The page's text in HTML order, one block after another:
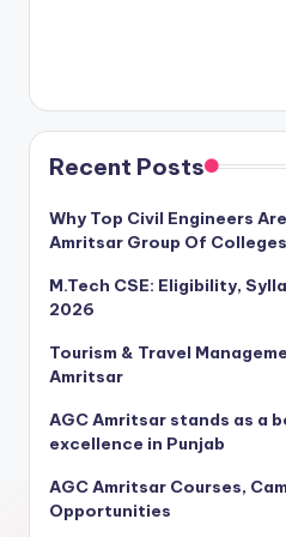
Recent Posts
Why Top Civil Engineers
Amritsar Group Of Colleges
M.Tech CSE: Eligibility,
2026
Tourism & Travel
Amritsar
AGC Amritsar stands as a
excellence in Punjab
AGC Amritsar Courses,
Opportunities